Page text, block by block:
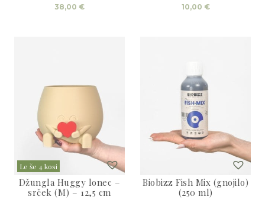
38,00 € 10,00 €
Le še 4 kosi
Džungla Huggy lonec –
srček (M) – 12,5 cm
Biobizz Fish Mix (gnojilo)
(250 ml)